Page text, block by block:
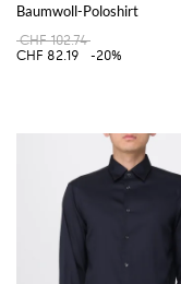
Baumwoll-Poloshirt
CHF 102.74
CHF 82.19
-20%